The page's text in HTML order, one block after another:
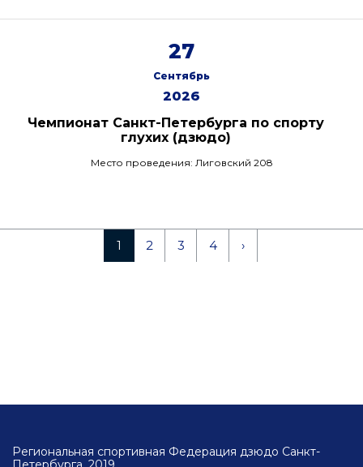
27
Сентябрь
2026
Чемпионат Санкт-Петербурга по спорту
глухих (дзюдо)
Место проведения: Лиговский 208
1 2 3 4 ›
Региональная спортивная Федерация дзюдо Санкт-